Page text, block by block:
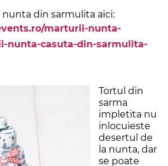
din sarmulita aici:
marturii-nunta-
nunta-casuta-din-sarmulita-
Tortul din
sarma
impletita nu
inlocuieste
desertul de
la nunta, dar
se poate